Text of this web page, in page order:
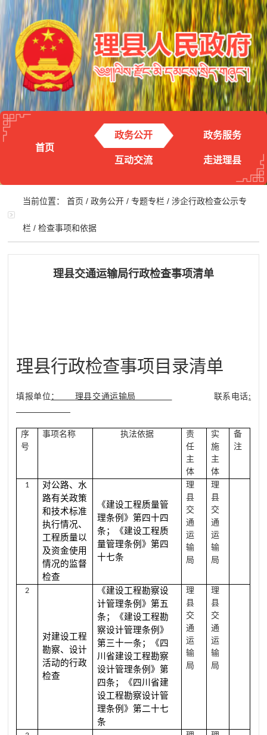
首页
政务公开 政务服务
互动交流 走进理县
当前位置：首页 /政务公开 /专题专栏 /涉企行政检查公示专
栏 /检查事项和依据
理县交通运输局行政检查事项清单
理县行政检查事项目录清单
填报单位 ： 理县交通运输局 联系电话:
序
号
事项名称 执法依据
责
任
主
体
实
施
主
体
备
注
1
对公路、水
路有关政策
和技术标准
执行情况、
工程质量以
及资金使用
情况的监督
检查
《建设工程质量管
理条例》第四十四
条；《建设工程质
量管理条例》第四
十七条
理
县
交
通
运
输
局
理
县
交
通
运
输
局
2
对建设工程
勘察、设计
活动的行政
检查
《建设工程勘察设
计管理条例》第五
条；《建设工程勘
察设计管理条例》
第三十一条；《四
川省建设工程勘察
设计管理条例》第
四条；《四川省建
设工程勘察设计管
理条例》第二十七
条
理
县
交
通
运
输
局
理
县
交
通
运
输
局